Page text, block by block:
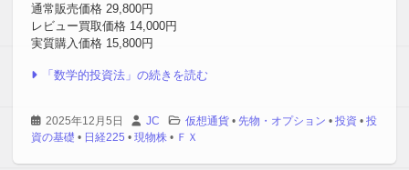
通常販売価格 29,800円
レビュー買取価格 14,000円
実質購入価格 15,800円
「数学的投資法」の続きを読む
2025年12月5日 JC 仮想通貨 • 先物・オプション • 投資 • 投
資の基礎 • 日経225 • 現物株 • ＦＸ